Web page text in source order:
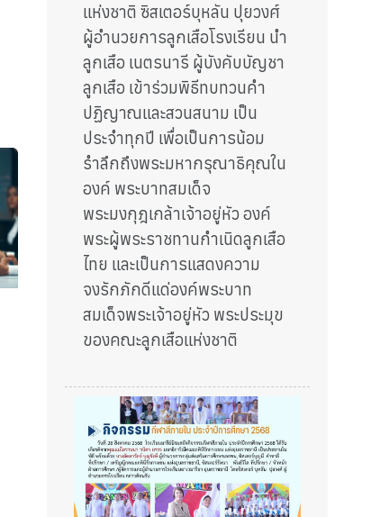
แห่งชาติ ซิสเตอร์บุหลัน ปุยวงศ์
ผู้อำนวยการลูกเสือโรงเรียน นำ
ลูกเสือ เนตรนารี ผู้บังคับบัญชา
ลูกเสือ เข้าร่วมพิธีทบทวนคำ
ปฏิญาณและสวนสนาม เป็น
ประจำทุกปี เพื่อเป็นการน้อม
รำลึกถึงพระมหากรุณาธิคุณใน
องค์ พระบาทสมเด็จ
พระมงกุฎเกล้าเจ้าอยู่หัว องค์
พระผู้พระราชทานกำเนิดลูกเสือ
ไทย และเป็นการแสดงความ
จงรักภักดีแด่องค์พระบาท
สมเด็จพระเจ้าอยู่หัว พระประมุข
ของคณะลูกเสือแห่งชาติ